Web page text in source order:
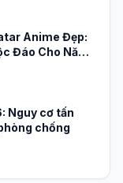
Anime Đẹp:
Đáo Cho Năm
Nguy cơ tấn
chống